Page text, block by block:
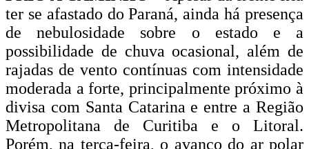
ter se afastado do Paraná, ainda há presença
de nebulosidade sobre o estado e a
possibilidade de chuva ocasional, além de
rajadas de vento contínuas com intensidade
moderada a forte, principalmente próximo à
divisa com Santa Catarina e entre a Região
Metropolitana de Curitiba e o Litoral.
Porém, na terça-feira, o avanço do ar polar